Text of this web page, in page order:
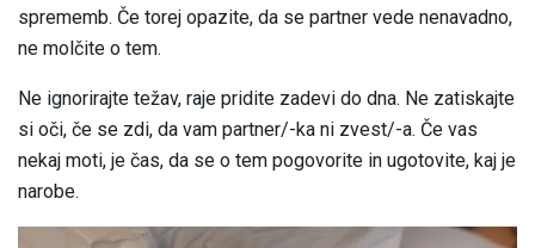
sprememb. Če torej opazite, da se partner vede nenavadno,
ne molčite o tem.
Ne ignorirajte težav, raje pridite zadevi do dna. Ne zatiskajte
si oči, če se zdi, da vam partner/-ka ni zvest/-a. Če vas
nekaj moti, je čas, da se o tem pogovorite in ugotovite, kaj je
narobe.